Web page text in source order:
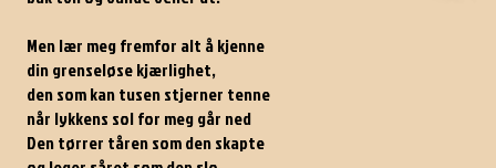
Men lær meg fremfor alt å kjenne
din grenseløse kjærlighet,
den som kan tusen stjerner tenne
når lykkens sol for meg går ned
Den tørrer tåren som den skapte